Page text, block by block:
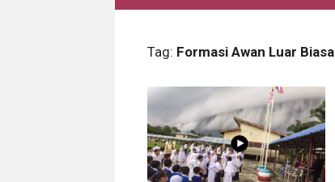
Tag: Formasi Awan Luar Biasa